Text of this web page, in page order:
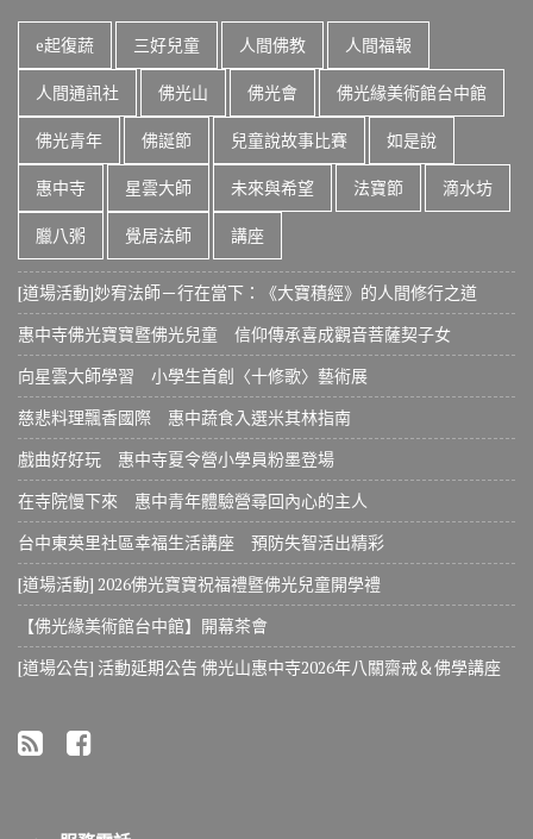
e起復蔬 三好兒童 人間佛教 人間福報
人間通訊社 佛光山 佛光會 佛光緣美術館台中館
佛光青年 佛誕節 兒童說故事比賽 如是說
惠中寺 星雲大師 未來與希望 法寶節 滴水坊
臘八粥 覺居法師 講座
[道場活動]妙宥法師－行在當下：《大寶積經》的人間修行之道
惠中寺佛光寶寶暨佛光兒童 信仰傳承喜成觀音菩薩契子女
向星雲大師學習 小學生首創〈十修歌〉藝術展
慈悲料理飄香國際 惠中蔬食入選米其林指南
戲曲好好玩 惠中寺夏令營小學員粉墨登場
在寺院慢下來 惠中青年體驗營尋回內心的主人
台中東英里社區幸福生活講座 預防失智活出精彩
[道場活動] 2026佛光寶寶祝福禮暨佛光兒童開學禮
【佛光緣美術館台中館】開幕茶會
[道場公告] 活動延期公告 佛光山惠中寺2026年八關齋戒＆佛學講座